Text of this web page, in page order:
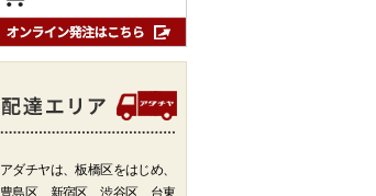
アダチヤは、板橋区をはじめ、
豊島区、新宿区、渋谷区、台東